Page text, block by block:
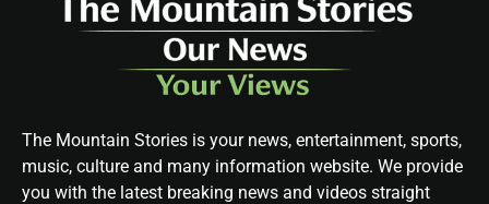
The Mountain Stories is your news, entertainment, sports,
music, culture and many information website. We provide
you with the latest breaking news and videos straight